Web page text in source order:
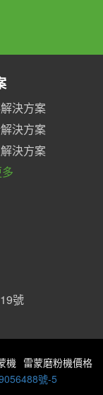
決方案
決方案
決方案
號
機 雷蒙磨粉機價格
號-5